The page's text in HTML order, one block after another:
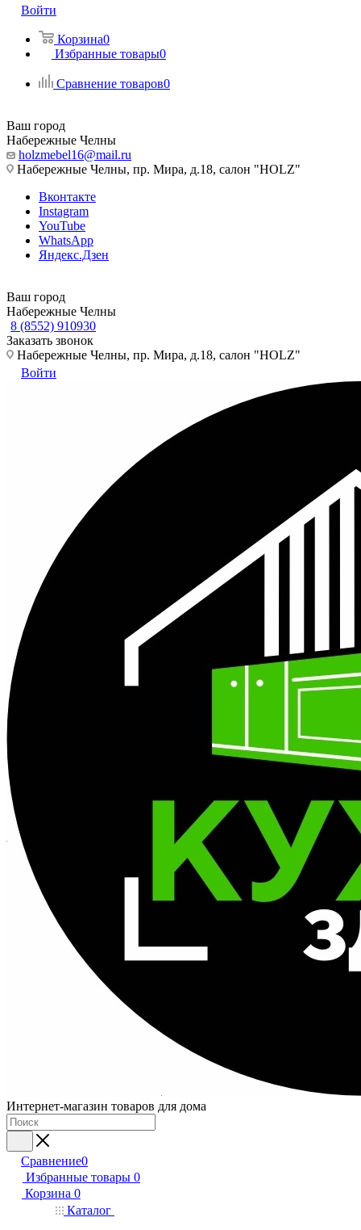
Войти
Корзина0
Избранные товары0
Сравнение товаров0
Ваш город
Набережные Челны
holzmebel16@mail.ru
Набережные Челны, пр. Мира, д.18, салон "HOLZ"
Вконтакте
Instagram
YouTube
WhatsApp
Яндекс.Дзен
Ваш город
Набережные Челны
8 (8552) 910930
Заказать звонок
Набережные Челны, пр. Мира, д.18, салон "HOLZ"
Войти
Интернет-магазин товаров для дома
Сравнение0
Избранные товары 0
Корзина 0
Каталог